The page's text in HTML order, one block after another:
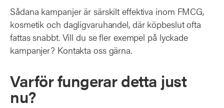
Sådana kampanjer är särskilt effektiva inom FMCG,
kosmetik och dagligvaruhandel, där köpbeslut ofta
fattas snabbt. Vill du se fler exempel på lyckade
kampanjer? Kontakta oss gärna.
Varför fungerar detta just
nu?